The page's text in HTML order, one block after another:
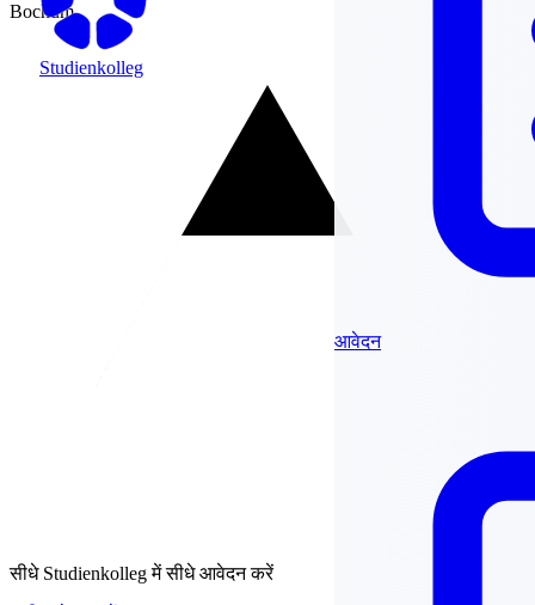
Studienkolleg
आवेदन
Bochum
सीधे Studienkolleg में सीधे आवेदन करें